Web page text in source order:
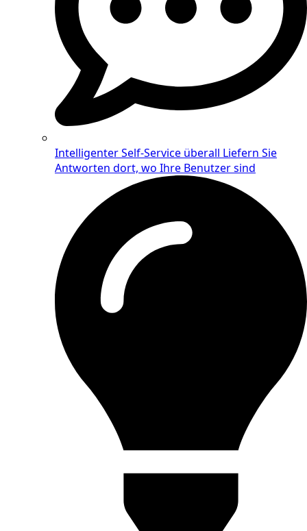
Intelligenter Self-Service überall Liefern Sie
Antworten dort, wo Ihre Benutzer sind